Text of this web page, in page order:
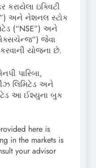
કરાયેલા ઇક્વિટી
અને નેશનલ સ્ટોક
(“NSE”) અને
જેવા
યોજના છે.
પારિબા,
લિમિટેડ અને
આ ઈશ્યુના બુક
here is
in the markets is
your advisor